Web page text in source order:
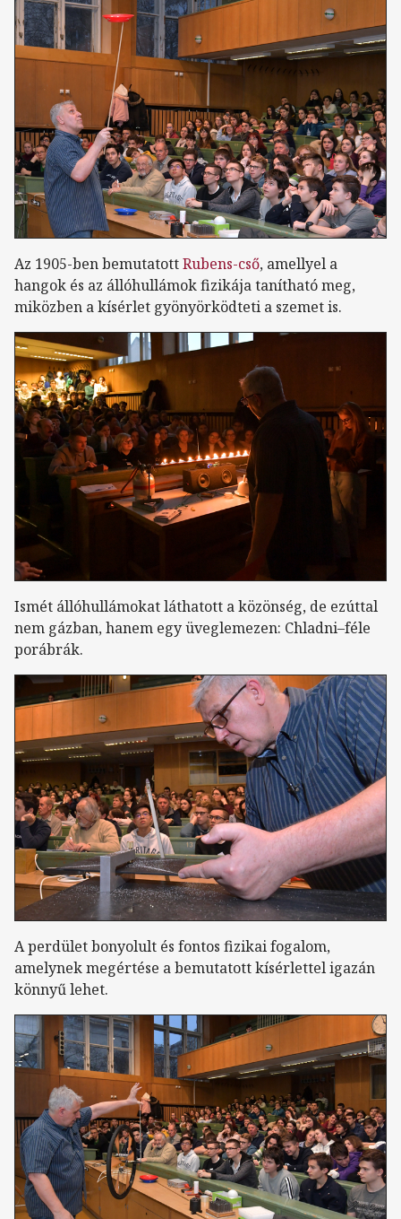
Az 1905-ben bemutatottRubens-cső, amellyel a
hangok és az állóhullámok fizikája tanítható meg,
miközben a kísérlet gyönyörködteti a szemet is.
Ismét állóhullámokat láthatott a közönség, de ezúttal
nem gázban, hanem egy üveglemezen: Chladni–féle
porábrák.
A perdület bonyolult és fontos fizikai fogalom,
amelynek megértése a bemutatott kísérlettel igazán
könnyű lehet.